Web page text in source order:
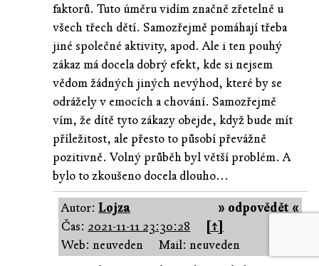
faktorů. Tuto úměru vidím značně zřetelně u
všech třech dětí. Samozřejmě pomáhají třeba
jiné společné aktivity, apod. Ale i ten pouhý
zákaz má docela dobrý efekt, kde si nejsem
vědom žádných jiných nevýhod, které by se
odrážely v emocích a chování. Samozřejmě
vím, že dítě tyto zákazy obejde, když bude mít
příležitost, ale přesto to působí převážně
pozitivně. Volný průběh byl větší problém. A
bylo to zkoušeno docela dlouho...
» odpovědět «
Autor:Lojza
Čas: 2021-11-11 23:30:28
[↑]
Web: neuveden
Mail: neuveden